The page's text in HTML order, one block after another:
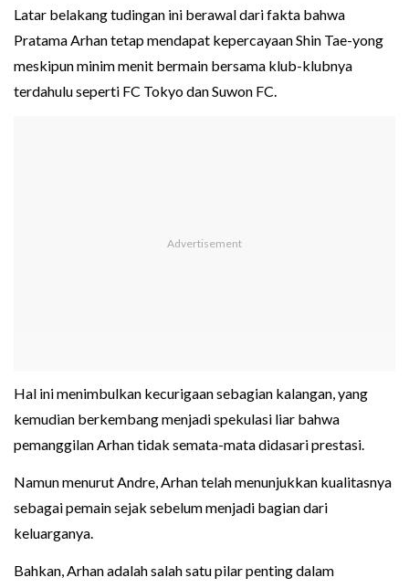
Latar belakang tudingan ini berawal dari fakta bahwa
Pratama Arhan tetap mendapat kepercayaan Shin Tae-yong
meskipun minim menit bermain bersama klub-klubnya
terdahulu seperti FC Tokyo dan Suwon FC.
Hal ini menimbulkan kecurigaan sebagian kalangan, yang
kemudian berkembang menjadi spekulasi liar bahwa
pemanggilan Arhan tidak semata-mata didasari prestasi.
Namun menurut Andre, Arhan telah menunjukkan kualitasnya
sebagai pemain sejak sebelum menjadi bagian dari
keluarganya.
Bahkan, Arhan adalah salah satu pilar penting dalam